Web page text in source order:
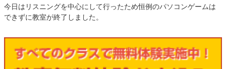
今日はリスニングを中心にして行ったため恒例のパソコンゲームは
できずに教室が終了しました。